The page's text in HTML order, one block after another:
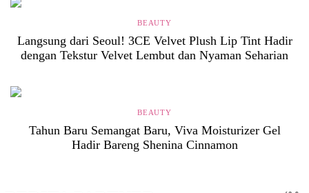
BEAUTY
Langsung dari Seoul! 3CE Velvet Plush Lip Tint Hadir
dengan Tekstur Velvet Lembut dan Nyaman Seharian
BEAUTY
Tahun Baru Semangat Baru, Viva Moisturizer Gel
Hadir Bareng Shenina Cinnamon